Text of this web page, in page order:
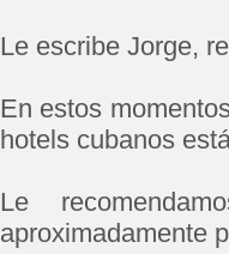
Le escribe Jorge,
En estos
hotels cubanos
Le
aproximadamente